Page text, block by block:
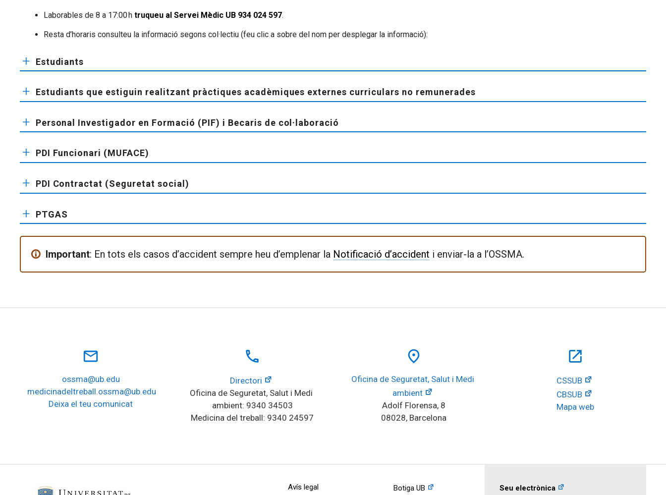
Laborables de 8 a 17:00 h truqueu al Servei Mèdic UB 934 024 597.
Resta d’horaris consulteu la informació segons col·lectiu (feu clic a sobre del nom per desplegar la informació):
Estudiants
+
Estudiants que estiguin realitzant pràctiques acadèmiques externes curriculars no remunerades
+
Personal Investigador en Formació (PIF) i Becaris de col·laboració
+
PDI Funcionari (MUFACE)
+
PDI Contractat (Seguretat social)
+
PTGAS
+
Important: En tots els casos d’accident sempre heu d’emplenar la Notificació d’accident i enviar-la a l’OSSMA.
mail_outline
ossma@ub.edu
medicinadeltreball.ossma@ub.edu
Deixa el teu comunicat
local_phone
Directori
Oficina de Seguretat, Salut i Medi
ambient: 9340 34503
Medicina del treball: 9340 24597
place
Oficina de Seguretat, Salut i Medi
ambient
Adolf Florensa, 8
08028, Barcelona
open_in_new
CSSUB
CBSUB
Mapa web
Avís legal Botiga UB Seu electrònica